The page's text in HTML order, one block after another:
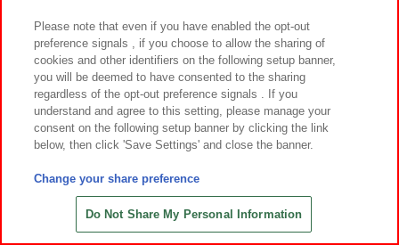
ポケットモンスター めちゃもふぐっ
2026年7月 7日～登場
ポケットモンスター めちゃもふぐっ
Please note that even if you have enabled the opt-out
preference signals , if you choose to allow the sharing of
cookies and other identifiers on the following setup banner,
you will be deemed to have consented to the sharing
regardless of the opt-out preference signals . If you
understand and agree to this setting, please manage your
consent on the following setup banner by clicking the link
below, then click 'Save Settings' and close the banner.
Change your share preference
Do Not Share My Personal Information